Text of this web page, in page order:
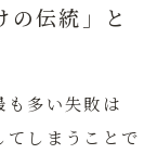
伝統」と
も多い失敗は
てしまうことで